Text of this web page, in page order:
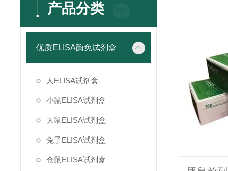
产品分类
优质ELISA酶免试剂盒
人ELISA试剂盒
小鼠ELISA试剂盒
大鼠ELISA试剂盒
兔子ELISA试剂盒
仓鼠ELISA试剂盒